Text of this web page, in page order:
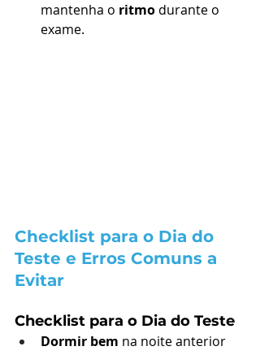
mantenha o ritmo durante o
exame.
Checklist para o Dia do
Teste e Erros Comuns a
Evitar
Checklist para o Dia do Teste
Dormir bem na noite anterior